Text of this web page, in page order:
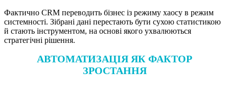
Фактично CRM переводить бізнес із режиму хаосу в режим
системності. Зібрані дані перестають бути сухою статистикою
й стають інструментом, на основі якого ухвалюються
стратегічні рішення.
АВТОМАТИЗАЦІЯ ЯК ФАКТОР
ЗРОСТАННЯ